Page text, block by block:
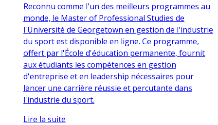
Reconnu comme l'un des meilleurs programmes au
monde, le Master of Professional Studies de
l'Université de Georgetown en gestion de l'industrie
du sport est disponible en ligne. Ce programme,
offert par l'École d'éducation permanente, fournit
aux étudiants les compétences en gestion
d'entreprise et en leadership nécessaires pour
lancer une carrière réussie et percutante dans
l'industrie du sport.
Lire la suite